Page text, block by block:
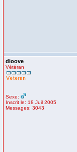
dioove
Vétéran
Sexe:
Inscrit le: 18 Juil 2005
Messages: 3043